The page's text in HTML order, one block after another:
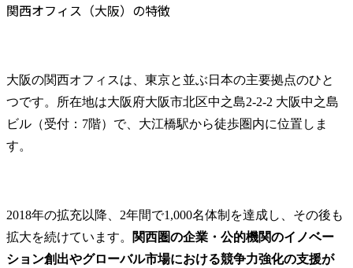
関西オフィス（大阪）の特徴
大阪の関西オフィスは、東京と並ぶ日本の主要拠点のひと
つです。所在地は大阪府大阪市北区中之島2-2-2 大阪中之島
ビル（受付：7階）で、大江橋駅から徒歩圏内に位置しま
す。
2018年の拡充以降、2年間で1,000名体制を達成し、その後も
拡大を続けています。
関西圏の企業・公的機関のイノベー
ション創出やグローバル市場における競争力強化の支援が